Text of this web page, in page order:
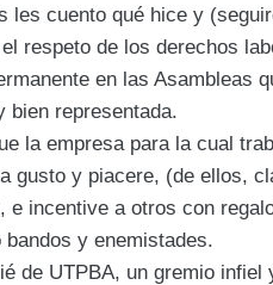
les cuento qué hice y
respeto de los derechos
en las Asambleas
bien representada.
la empresa para la cual
gusto y piacere, (de ellos,
e incentive a otros con
bandos y enemistades.
de UTPBA, un gremio